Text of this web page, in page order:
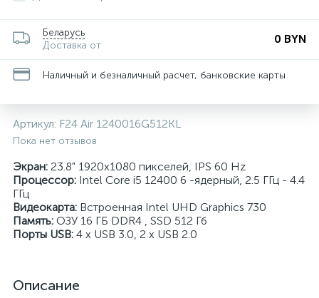
Беларусь
Доставка от
0 BYN
Наличный и безналичный расчет, банковские карты
Артикул: F24 Air 1240016G512KL
Пока нет отзывов
Экран: 23.8" 1920x1080 пикселей, IPS 60 Hz
Процессор: Intel Core i5 12400 6 -ядерный, 2.5 ГГц - 4.4
ГГц
Видеокарта: Встроенная Intel UHD Graphics 730
Память: ОЗУ 16 ГБ DDR4 , SSD 512 Гб
Порты USB: 4 x USB 3.0, 2 x USB 2.0
Описание